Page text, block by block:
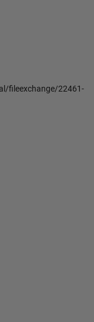
fileexchange/22461-